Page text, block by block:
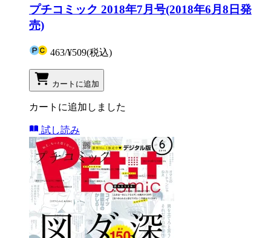
プチコミック 2018年7月号(2018年6月8日発
売)
463/¥509(税込)
カートに追加
カートに追加しました
試し読み